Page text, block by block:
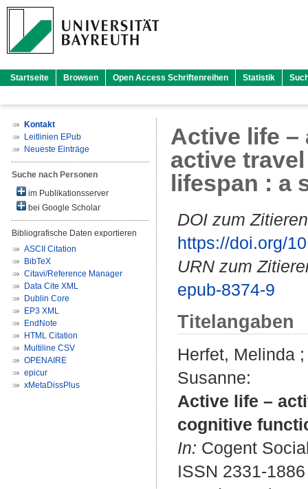
Startseite Browsen Open Access Schriftenreihen Statistik
Kontakt
Leitlinien EPub
Neueste Einträge
Suche nach Personen
im Publikationsserver
bei Google Scholar
Bibliografische Daten exportieren
ASCII Citation
BibTeX
Citavi/Reference Manager
Data Cite XML
Dublin Core
EP3 XML
EndNote
HTML Citation
Multiline CSV
OPENAIRE
epicur
xMetaDissPlus
Active life –
active
lifespan : a
DOI zum
https://doi.org/
URN zum
epub-8374-9
Titelangaben
Herfet, Melinda
Susanne:
Active life –
cognitive
In: Cogent
ISSN 2331-1886